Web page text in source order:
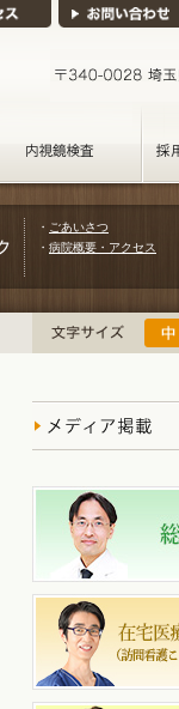
・ ごあいさつ
・ 病院概要・アクセス